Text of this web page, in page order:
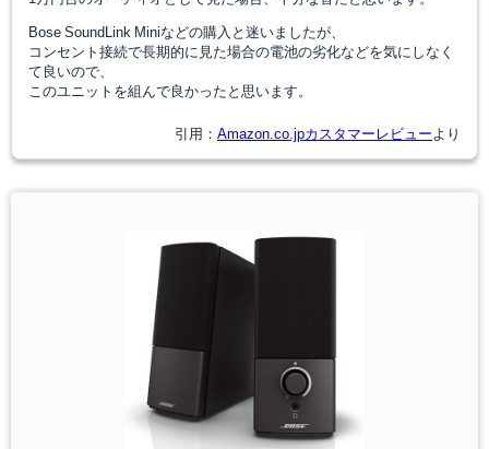
Bose SoundLink Miniなどの購入と迷いましたが、
コンセント接続で長期的に見た場合の電池の劣化などを気にしなく
て良いので、
このユニットを組んで良かったと思います。
引用： Amazon.co.jpカスタマーレビュー より